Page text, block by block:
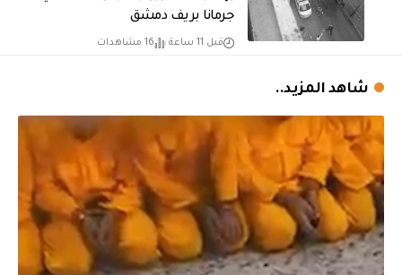
جرمانا بريف دمشق
قبل 11 ساعة 16 مشاهدات
شاهد المزيد..